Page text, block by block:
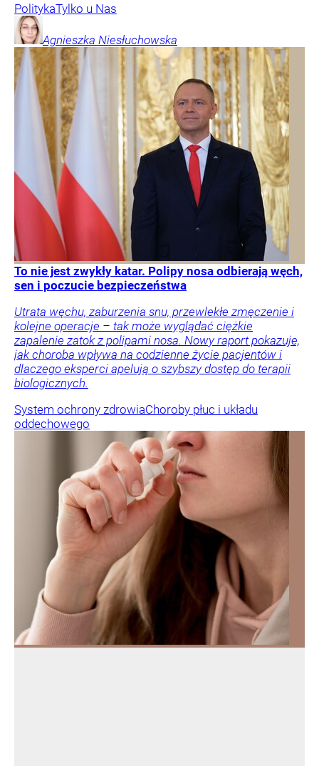
PolitykaTylko u Nas
Agnieszka Niesłuchowska
To nie jest zwykły katar. Polipy nosa odbierają węch,
sen i poczucie bezpieczeństwa
Utrata węchu, zaburzenia snu, przewlekłe zmęczenie i
kolejne operacje – tak może wyglądać ciężkie
zapalenie zatok z polipami nosa. Nowy raport pokazuje,
jak choroba wpływa na codzienne życie pacjentów i
dlaczego eksperci apelują o szybszy dostęp do terapii
biologicznych.
System ochrony zdrowiaChoroby płuc i układu
oddechowego